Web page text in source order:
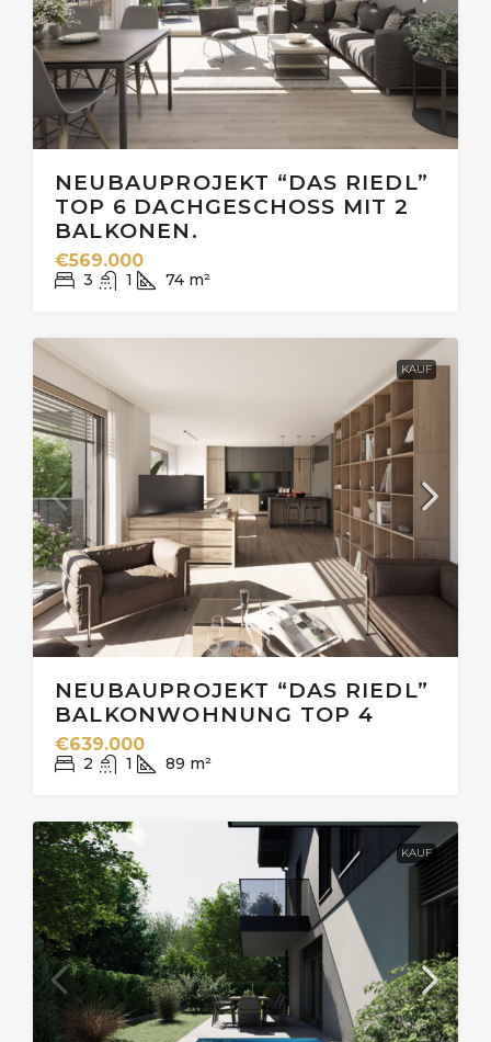
NEUBAUPROJEKT “DAS RIEDL”
TOP 6 DACHGESCHOSS MIT 2
BALKONEN.
€569.000
3 1 74 m²
KAUF
NEUBAUPROJEKT “DAS RIEDL”
BALKONWOHNUNG TOP 4
€639.000
2 1 89 m²
KAUF